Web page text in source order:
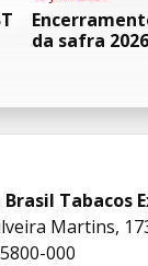
da safra
Brasil Tabacos
Martins,
000